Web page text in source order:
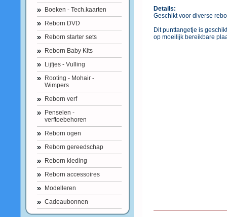
Boeken - Tech.kaarten
Reborn DVD
Reborn starter sets
Reborn Baby Kits
Lijfjes - Vulling
Rooting - Mohair -
Wimpers
Reborn verf
Penselen -
verftoebehoren
Reborn ogen
Reborn gereedschap
Reborn kleding
Reborn accessoires
Modelleren
Cadeaubonnen
Details:
Geschikt voor diverse
Dit punttangetje is
op moeilijk bereikbare